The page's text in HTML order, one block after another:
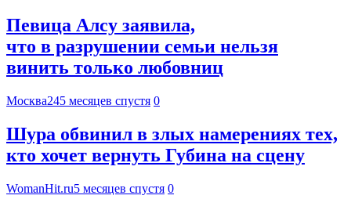
Певица Алсу заявила,
что в разрушении семьи нельзя
винить только любовниц
Москва245 месяцев спустя 0
Шура обвинил в злых намерениях тех,
кто хочет вернуть Губина на сцену
WomanHit.ru5 месяцев спустя 0